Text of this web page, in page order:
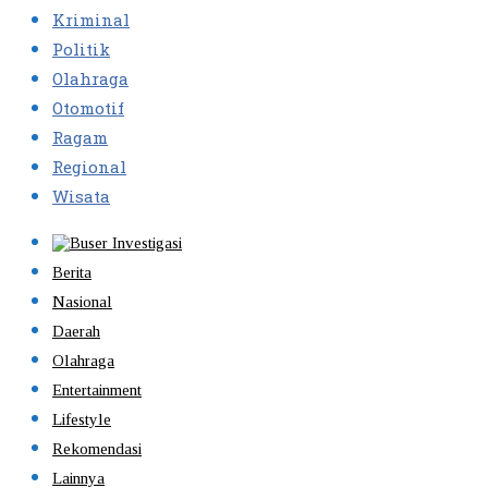
Kriminal
Politik
Olahraga
Otomotif
Ragam
Regional
Wisata
Berita
Nasional
Daerah
Olahraga
Entertainment
Lifestyle
Rekomendasi
Lainnya